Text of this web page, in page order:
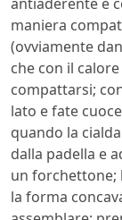
maniera
(ovviamente
che con il
compattarsi;
lato e fate
quando la
dalla padella e
un forchettone;
la forma